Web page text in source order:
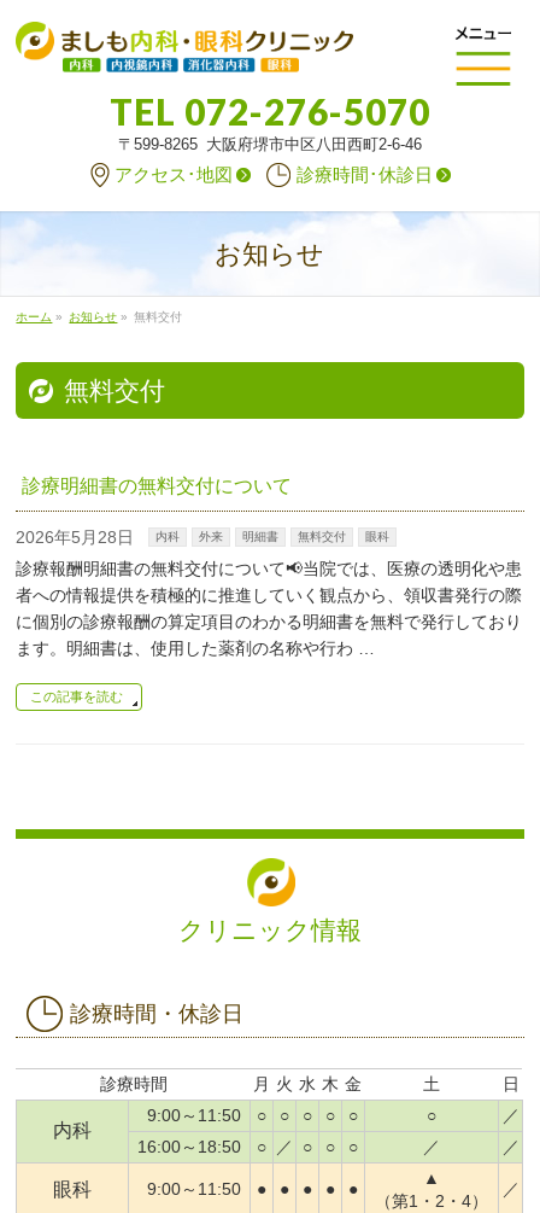
TEL 072-276-5070
〒599-8265 大阪府堺市中区八田西町2-6-46
アクセス･地図 診療時間･休診日
お知らせ
ホーム » お知らせ » 無料交付
無料交付
診療明細書の無料交付について
2026年5月28日 内科 外来 明細書 無料交付 眼科
診療報酬明細書の無料交付について📢当院では、医療の透明化や患
者への情報提供を積極的に推進していく観点から、領収書発行の際
に個別の診療報酬の算定項目のわかる明細書を無料で発行しており
ます。明細書は、使用した薬剤の名称や行わ …
この記事を読む
クリニック情報
診療時間・休診日
診療時間 月 火 水 木 金 土 日
内科
9:00～11:50 ○ ○ ○ ○ ○ ○
／
16:00～18:50
○ ／ ○ ○ ○ ／ ／
眼科 9:00～11:50 ● ● ● ● ●
▲
（第1・2・4）
／